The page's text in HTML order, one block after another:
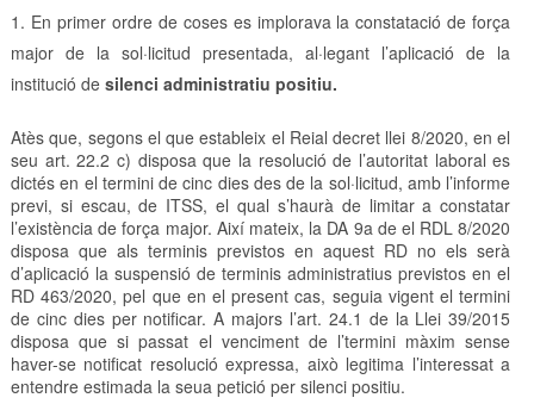
En primer ordre de coses es implorava la constatació de força
major de la sol·licitud presentada, al·legant l’aplicació de la
institució de silenci administratiu positiu.
Atès que, segons el que estableix el Reial decret llei 8/2020, en el
seu art. 22.2 c) disposa que la resolució de l’autoritat laboral es
dictés en el termini de cinc dies des de la sol·licitud, amb l’informe
previ, si escau, de ITSS, el qual s’haurà de limitar a constatar
l’existència de força major. Així mateix, la DA 9a de el RDL 8/2020
disposa que als terminis previstos en aquest RD no els serà
d’aplicació la suspensió de terminis administratius previstos en el
RD 463/2020, pel que en el present cas, seguia vigent el termini
de cinc dies per notificar. A majors l’art. 24.1 de la Llei 39/2015
disposa que si passat el venciment de l’termini màxim sense
haver-se notificat resolució expressa, això legitima l’interessat a
entendre estimada la seua petició per silenci positiu.